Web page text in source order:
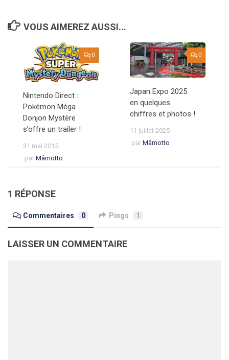
VOUS AIMEREZ AUSSI...
0
Nintendo Direct :
Pokémon Méga
Donjon Mystère
s’offre un trailer !
31 mai 2015
par Mâmotto
0
Japan Expo 2025
en quelques
chiffres et photos !
11 juillet 2025
par Mâmotto
1 RÉPONSE
Commentaires 0 Pings 1
LAISSER UN COMMENTAIRE